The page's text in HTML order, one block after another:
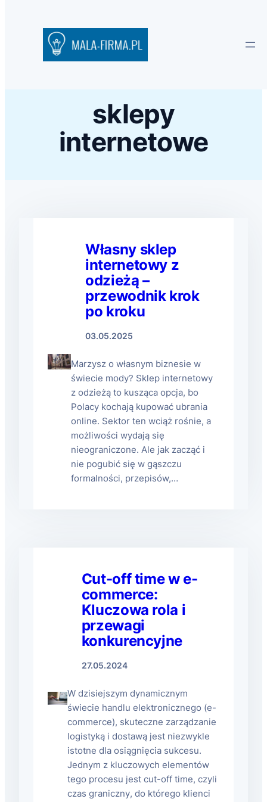
sklepy
internetowe
Własny sklep
internetowy z
odzieżą –
przewodnik krok
po kroku
03.05.2025
Marzysz o własnym biznesie w
świecie mody? Sklep internetowy
z odzieżą to kusząca opcja, bo
Polacy kochają kupować ubrania
online. Sektor ten wciąż rośnie, a
możliwości wydają się
nieograniczone. Ale jak zacząć i
nie pogubić się w gąszczu
formalności, przepisów,…
Cut-off time w e-
commerce:
Kluczowa rola i
przewagi
konkurencyjne
27.05.2024
W dzisiejszym dynamicznym
świecie handlu elektronicznego (e-
commerce), skuteczne zarządzanie
logistyką i dostawą jest niezwykle
istotne dla osiągnięcia sukcesu.
Jednym z kluczowych elementów
tego procesu jest cut-off time, czyli
czas graniczny, do którego klienci